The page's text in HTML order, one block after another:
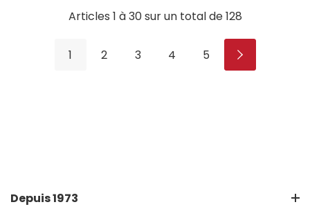
Articles 1 à30sur un total de128
1 2 3 4 5
Depuis 1973